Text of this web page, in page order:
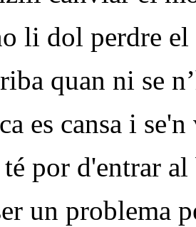
li dol perdre el
quan ni se
es cansa i se'n
por d'entrar al
un problema